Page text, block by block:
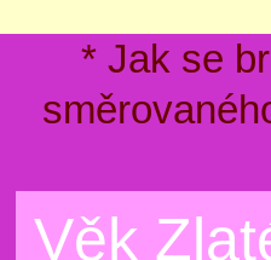
* Jak se
Věk